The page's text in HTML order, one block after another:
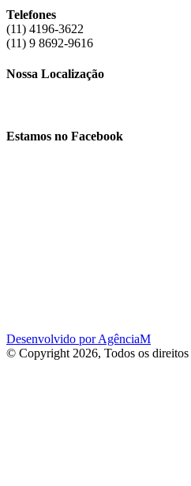
Telefones
(11) 4196-3622
(11) 9 8692-9616
Nossa Localização
Estamos no Facebook
Desenvolvido por AgênciaM
© Copyright 2026, Todos os direitos